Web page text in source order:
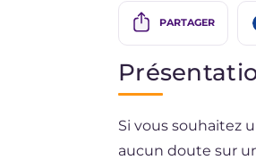
PARTAGER
Si vous souhaitez
aucun doute sur